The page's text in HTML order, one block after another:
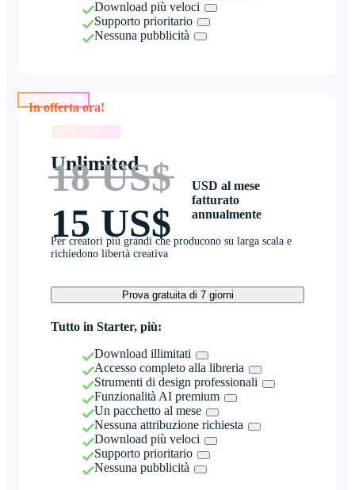
Download più veloci
Supporto prioritario
Nessuna pubblicità
Unlimited
18 US$
15 US$
USD al mese
fatturato
annualmente
Per creatori più grandi che producono su larga scala e
richiedono libertà creativa
Prova gratuita di 7 giorni
Tutto in Starter, più:
Download illimitati
Accesso completo alla libreria
Strumenti di design professionali
Funzionalità AI premium
Un pacchetto al mese
Nessuna attribuzione richiesta
Download più veloci
Supporto prioritario
Nessuna pubblicità